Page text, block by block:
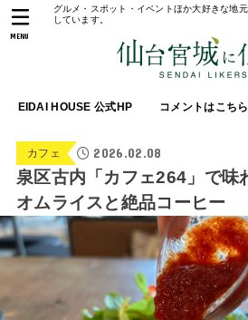
グルメ・スポット・イベントほか大好きな地
しています。
EIDAI HOUSE 公式HP コメントはこちら
MENU
カフェ 2026.02.08
泉区古内「カフェ264」で味
オムライスと絶品コーヒー